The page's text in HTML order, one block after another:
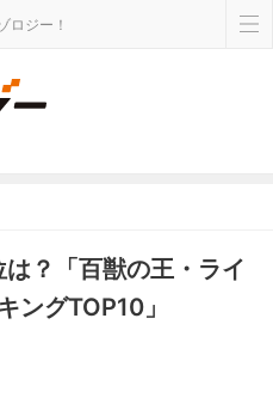
ロジー！
？「百獣の王・ライ
ングTOP10」